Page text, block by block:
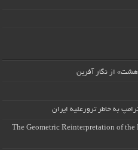
از نگار آفرین
به خاطر ترورعلیه ایران
The Geometric Reinterpretation of